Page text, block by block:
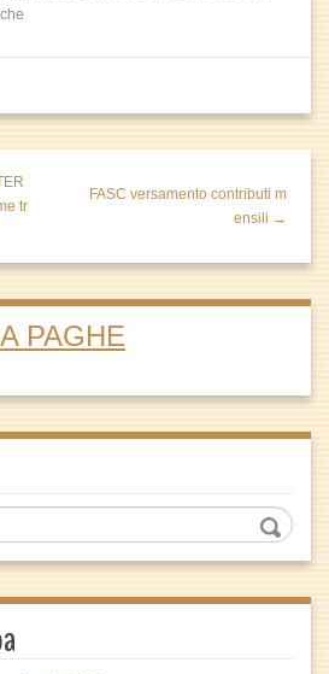
tr
FASC versamento contributi m
ensili →
PAGHE